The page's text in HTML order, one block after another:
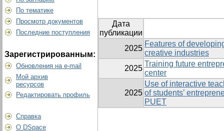
По тематике
Просмотр документов
Последние поступления
Зарегистрированным:
Обновления на e-mail
Мой архив
ресурсов
Редактировать профиль
Справка
О DSpace
Дата
публикации
2025
Features of
creative industries
2025
Training future
center
2025
Use of interactive
of students’
PUET